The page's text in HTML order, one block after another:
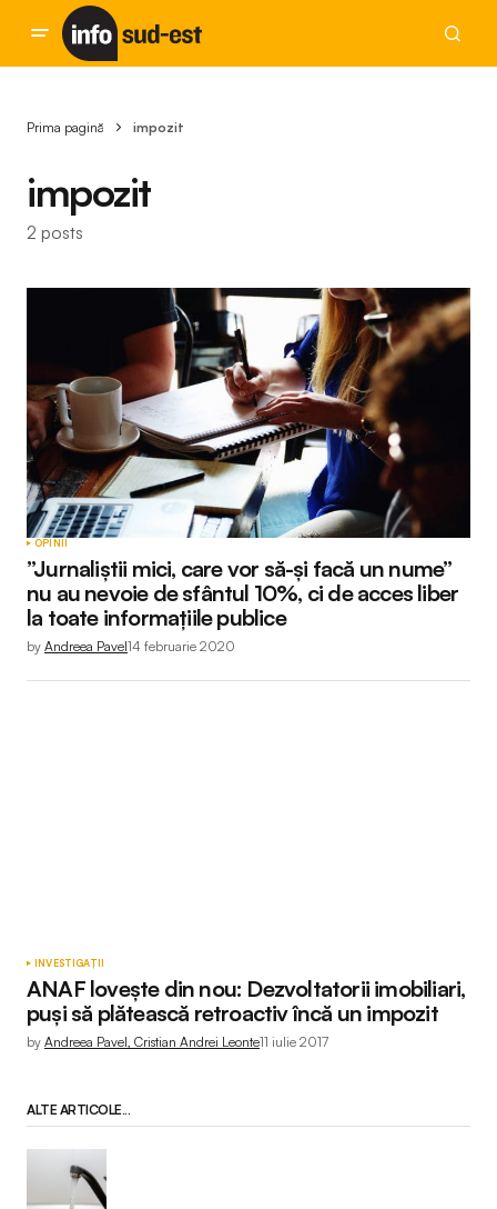
Prima pagină impozit
impozit
2 posts
OPINII
”Jurnaliștii mici, care vor să-și facă un nume”
nu au nevoie de sfântul 10%, ci de acces liber
la toate informațiile publice
by Andreea Pavel14 februarie 2020
INVESTIGAȚII
ANAF lovește din nou: Dezvoltatorii imobiliari,
puși să plătească retroactiv încă un impozit
by Andreea Pavel, Cristian Andrei Leonte11 iulie 2017
ALTE ARTICOLE...